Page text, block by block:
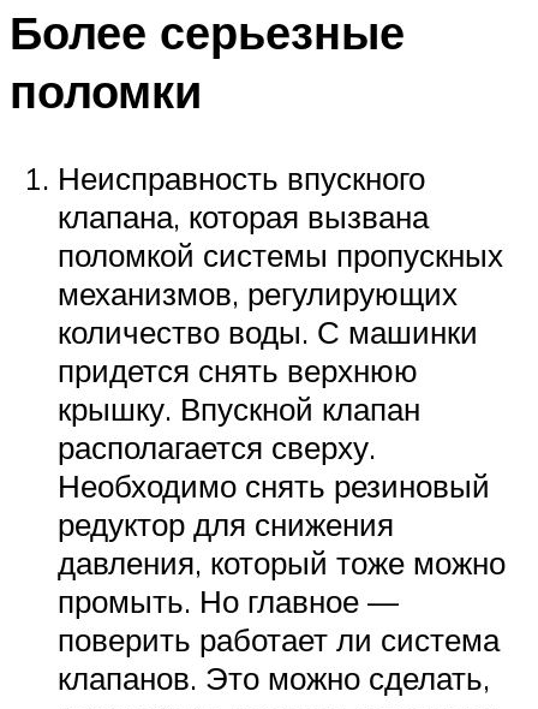
Более серьезные
поломки
Неисправность впускного
клапана, которая вызвана
поломкой системы пропускных
механизмов, регулирующих
количество воды. С машинки
придется снять верхнюю
крышку. Впускной клапан
располагается сверху.
Необходимо снять резиновый
редуктор для снижения
давления, который тоже можно
промыть. Но главное —
поверить работает ли система
клапанов. Это можно сделать,